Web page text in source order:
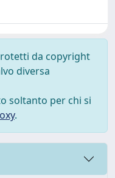
da copyright
diversa
soltanto per chi si
.